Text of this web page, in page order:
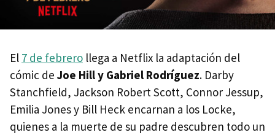
El 7 de febrero llega a Netflix la adaptación del
cómic de Joe Hill y Gabriel Rodríguez. Darby
Stanchfield, Jackson Robert Scott, Connor Jessup,
Emilia Jones y Bill Heck encarnan a los Locke,
quienes a la muerte de su padre descubren todo un